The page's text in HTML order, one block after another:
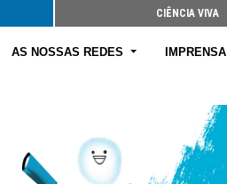
CIÊNCIA VIVA
AS NOSSAS REDES IMPRENSA